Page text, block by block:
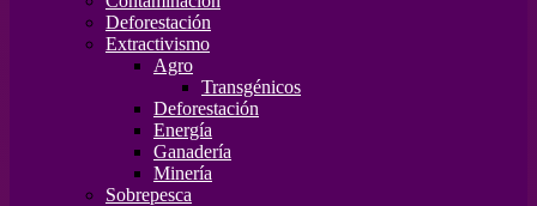
Deforestación
Extractivismo
Agro
Transgénicos
Deforestación
Energía
Ganadería
Minería
Sobrepesca